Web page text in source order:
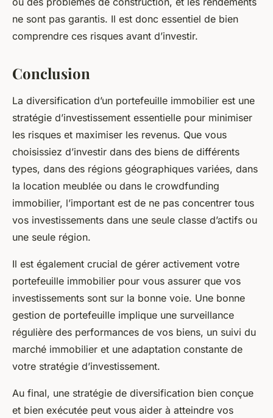
ne sont pas garantis. Il est donc essentiel de bien
comprendre ces risques avant d’investir.
Conclusion
La diversification d’un portefeuille immobilier est une
stratégie d’investissement essentielle pour minimiser
les risques et maximiser les revenus. Que vous
choisissiez d’investir dans des biens de différents
types, dans des régions géographiques variées, dans
la location meublée ou dans le crowdfunding
immobilier, l’important est de ne pas concentrer tous
vos investissements dans une seule classe d’actifs ou
une seule région.
Il est également crucial de gérer activement votre
portefeuille immobilier pour vous assurer que vos
investissements sont sur la bonne voie. Une bonne
gestion de portefeuille implique une surveillance
régulière des performances de vos biens, un suivi du
marché immobilier et une adaptation constante de
votre stratégie d’investissement.
Au final, une stratégie de diversification bien conçue
et bien exécutée peut vous aider à atteindre vos